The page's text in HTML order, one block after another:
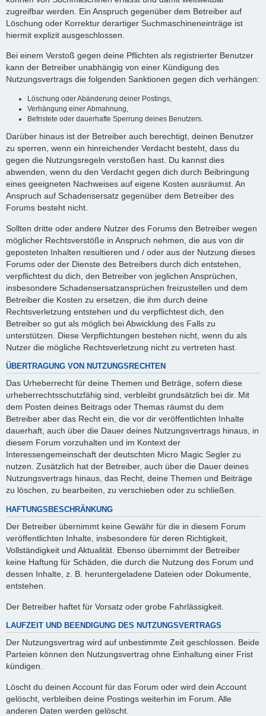
zugreifbar werden. Ein Anspruch gegenüber dem Betreiber auf
Löschung oder Korrektur derartiger Suchmaschineneinträge ist
hiermit explizit ausgeschlossen.
Bei einem Verstoß gegen deine Pflichten als registrierter Benutzer
kann der Betreiber unabhängig von einer Kündigung des
Nutzungsvertrags die folgenden Sanktionen gegen dich verhängen:
Löschung oder Abänderung deiner Postings,
Verhängung einer Abmahnung,
Befristete oder dauerhafte Sperrung deines Benutzers.
Darüber hinaus ist der Betreiber auch berechtigt, deinen Benutzer
zu sperren, wenn ein hinreichender Verdacht besteht, dass du
gegen die Nutzungsregeln verstoßen hast. Du kannst dies
abwenden, wenn du den Verdacht gegen dich durch Beibringung
eines geeigneten Nachweises auf eigene Kosten ausräumst. An
Anspruch auf Schadensersatz gegenüber dem Betreiber des
Forums besteht nicht.
Sollten dritte oder andere Nutzer des Forums den Betreiber wegen
möglicher Rechtsverstöße in Anspruch nehmen, die aus von dir
geposteten Inhalten resultieren und / oder aus der Nutzung dieses
Forums oder der Dienste des Betreibers durch dich entstehen,
verpflichtest du dich, den Betreiber von jeglichen Ansprüchen,
insbesondere Schadensersatzansprüchen freizustellen und dem
Betreiber die Kosten zu ersetzen, die ihm durch deine
Rechtsverletzung entstehen und du verpflichtest dich, den
Betreiber so gut als möglich bei Abwicklung des Falls zu
unterstützen. Diese Verpflichtungen bestehen nicht, wenn du als
Nutzer die mögliche Rechtsverletzung nicht zu vertreten hast.
ÜBERTRAGUNG VON NUTZUNGSRECHTEN
Das Urheberrecht für deine Themen und Beträge, sofern diese
urheberrechtsschutzfähig sind, verbleibt grundsätzlich bei dir. Mit
dem Posten deines Beitrags oder Themas räumst du dem
Betreiber aber das Recht ein, die vor dir veröffentlichten Inhalte
dauerhaft, auch über die Dauer deines Nutzungsvertrags hinaus, in
diesem Forum vorzuhalten und im Kontext der
Interessengemeinschaft der deutschten Micro Magic Segler zu
nutzen. Zusätzlich hat der Betreiber, auch über die Dauer deines
Nutzungsvertrags hinaus, das Recht, deine Themen und Beiträge
zu löschen, zu bearbeiten, zu verschieben oder zu schließen.
HAFTUNGSBESCHRÄNKUNG
Der Betreiber übernimmt keine Gewähr für die in diesem Forum
veröffentlichten Inhalte, insbesondere für deren Richtigkeit,
Vollständigkeit und Aktualität. Ebenso übernimmt der Betreiber
keine Haftung für Schäden, die durch die Nutzung des Forum und
dessen Inhalte, z. B. heruntergeladene Dateien oder Dokumente,
entstehen.
Der Betreiber haftet für Vorsatz oder grobe Fahrlässigkeit.
LAUFZEIT UND BEENDIGUNG DES NUTZUNGSVERTRAGS
Der Nutzungsvertrag wird auf unbestimmte Zeit geschlossen. Beide
Parteien können den Nutzungsvertrag ohne Einhaltung einer Frist
kündigen.
Löscht du deinen Account für das Forum oder wird dein Account
gelöscht, verbleiben deine Postings weiterhin im Forum. Alle
anderen Daten werden gelöscht.